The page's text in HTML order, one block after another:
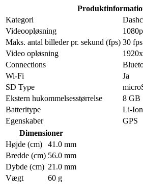
Kategori
Videoopløsning
1080p
Maks. antal billeder pr. sekund (fps) 30 fps
Video opløsning
Connections
Wi-Fi
Ja
SD Type
Ekstern hukommelsesstørrelse
8 GB
Batteritype
Li-Ion
Egenskaber
GPS
Dimensioner
Højde (cm)
41.0 mm
Bredde (cm) 56.0 mm
Dybde (cm) 21.0 mm
Vægt
60 g